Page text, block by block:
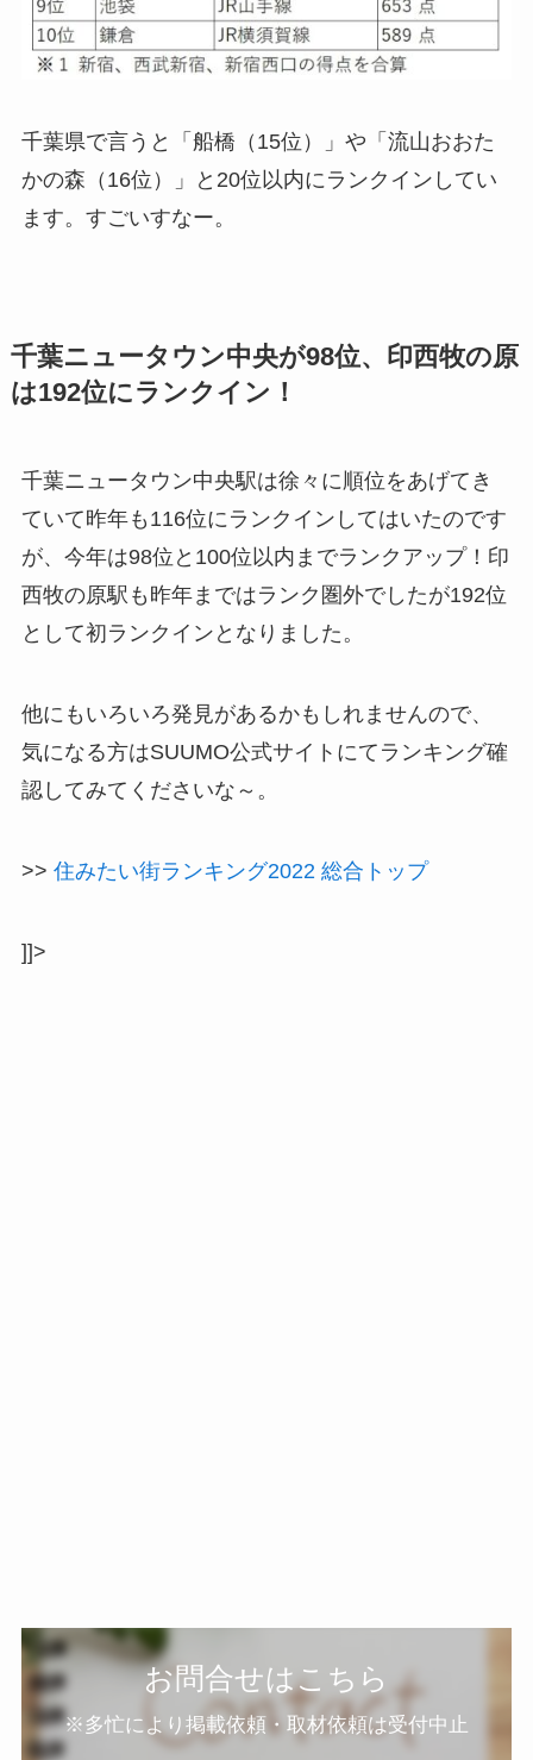
千葉県で言うと「船橋（15位）」や「流山おおた
かの森（16位）」と20位以内にランクインしてい
ます。すごいすなー。
千葉ニュータウン中央が98位、印西牧の原
は192位にランクイン！
千葉ニュータウン中央駅は徐々に順位をあげてき
ていて昨年も116位にランクインしてはいたのです
が、今年は98位と100位以内までランクアップ！印
西牧の原駅も昨年まではランク圏外でしたが192位
として初ランクインとなりました。
他にもいろいろ発見があるかもしれませんので、
気になる方はSUUMO公式サイトにてランキング確
認してみてくださいな～。
>> 住みたい街ランキング2022 総合トップ
]]>
お問合せはこちら
※多忙により掲載依頼・取材依頼は受付中止